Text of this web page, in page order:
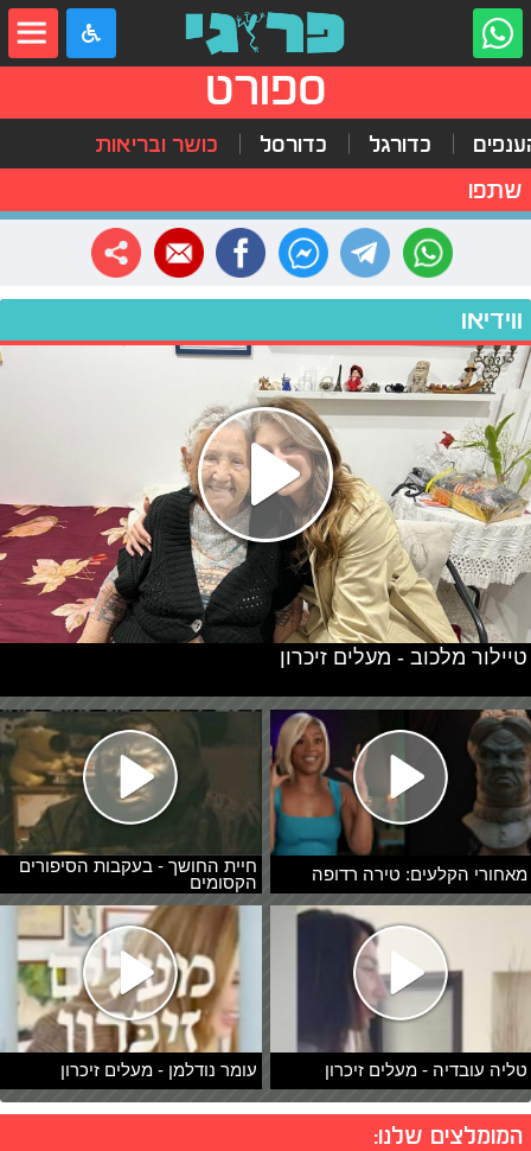
ספורט
כדורגל כדורסל כושר ובריאות
שתפו
ווידיאו
מאחורי הקלעים: טירה רדופה
חיית החושך - בעקבות הסיפורים
הקסומים
טליה עובדיה - מעלים זיכרון עומר נודלמן - מעלים זיכרון
טיילור מלכוב - מעלים זיכרון
המומלצים שלנו: